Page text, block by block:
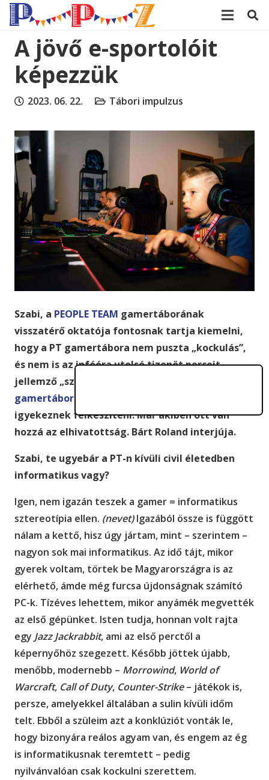
A jövő e-sportolóit
képezzük
2023. 06. 22. Tábori impulzus
Szabi, a PEOPLE TEAM gamertáborának
visszatérő oktatója fontosnak tartja kiemelni,
hogy a PT gamertábora nem puszta „kockulás”,
és nem is az infóóra utolsó tizenöt perceit
jellemző „szabad számítógéphasználat”. A PT
gamertáborában
igyekeznek felkészíteni. Már akiben ott van
hozzá az elhivatottság. Bárt Roland interjúja.
Szabi, te ugyebár a PT-n kívüli civil életedben
informatikus vagy?
Igen, nem igazán teszek a gamer = informatikus
sztereotípia ellen. (nevet)Igazából össze is függött
nálam a kettő, hisz úgy jártam, mint – szerintem –
nagyon sok mai informatikus. Az idő tájt, mikor
gyerek voltam, törtek be Magyarországra is az
elérhető, ámde még furcsa újdonságnak számító
PC-k. Tízéves lehettem, mikor anyámék megvették
az első gépünket. Isten tudja, honnan volt rajta
egy Jazz Jackrabbit, ami az első perctől a
képernyőhöz szegezett. Később jöttek újabb,
menőbb, modernebb – Morrowind, World of
Warcraft, Call of Duty, Counter-Strike– játékok is,
persze, amelyekkel általában a sulin kívüli időm
telt. Ebből a szüleim azt a konklúziót vonták le,
hogy bizonyára reálos agyam van, és engem az ég
is informatikusnak teremtett – pedig
nyilvánvalóan csak kockulni szerettem.
modal-check